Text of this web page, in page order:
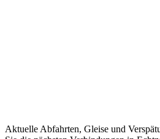
Aktuelle Abfahrten, Gleise und